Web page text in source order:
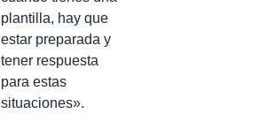
plantilla, hay que
estar preparada y
tener respuesta
para estas
situaciones».